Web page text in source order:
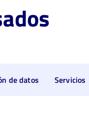
de datos Servicios